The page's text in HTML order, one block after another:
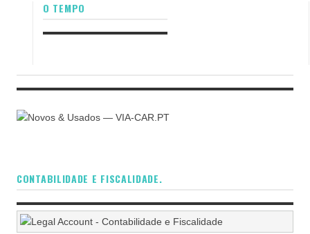
O TEMPO
CONTABILIDADE E FISCALIDADE.